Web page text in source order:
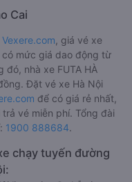
Cai
Vexere.com , giá vé xe
có mức giá dao động từ
nhà xe FUTA HÀ
Đặt vé xe Hà Nội
để có giá rẻ nhất,
vé miễn phí. Tổng đài
1900 888684.
chạy tuyến đường